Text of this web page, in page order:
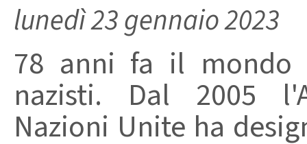
lunedì 23 gennaio 2023
78 anni fa il mondo
nazisti. Dal 2005
Nazioni Unite ha